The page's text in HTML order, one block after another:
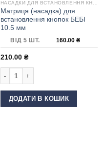
Матриця (насадка) для
встановлення кнопок БЕБІ
10.5 мм
ВІД 5 ШТ. 160.00 ₴
210.00 ₴
ДОДАТИ В КОШИК